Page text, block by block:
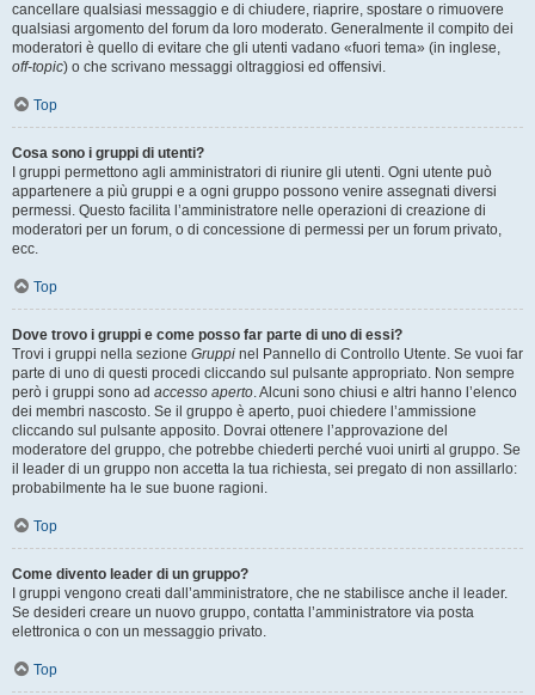
cancellare qualsiasi messaggio e di chiudere, riaprire, spostare o rimuovere
qualsiasi argomento del forum da loro moderato. Generalmente il compito dei
moderatori è quello di evitare che gli utenti vadano «fuori tema» (in inglese,
off-topic) o che scrivano messaggi oltraggiosi ed offensivi.
Top
Cosa sono i gruppi di utenti?
I gruppi permettono agli amministratori di riunire gli utenti. Ogni utente può
appartenere a più gruppi e a ogni gruppo possono venire assegnati diversi
permessi. Questo facilita l’amministratore nelle operazioni di creazione di
moderatori per un forum, o di concessione di permessi per un forum privato,
ecc.
Top
Dove trovo i gruppi e come posso far parte di uno di essi?
Trovi i gruppi nella sezione Gruppi nel Pannello di Controllo Utente. Se vuoi far
parte di uno di questi procedi cliccando sul pulsante appropriato. Non sempre
però i gruppi sono ad accesso aperto. Alcuni sono chiusi e altri hanno l’elenco
dei membri nascosto. Se il gruppo è aperto, puoi chiedere l’ammissione
cliccando sul pulsante apposito. Dovrai ottenere l’approvazione del
moderatore del gruppo, che potrebbe chiederti perché vuoi unirti al gruppo. Se
il leader di un gruppo non accetta la tua richiesta, sei pregato di non assillarlo:
probabilmente ha le sue buone ragioni.
Top
Come divento leader di un gruppo?
I gruppi vengono creati dall’amministratore, che ne stabilisce anche il leader.
Se desideri creare un nuovo gruppo, contatta l’amministratore via posta
elettronica o con un messaggio privato.
Top